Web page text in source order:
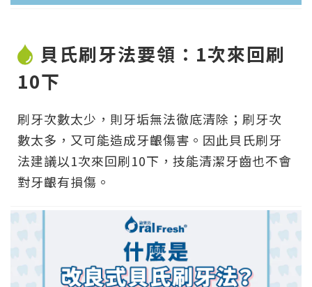
貝氏刷牙法要領：1次來回刷
10下
刷牙次數太少，則牙垢無法徹底清除；刷牙次
數太多，又可能造成牙齦傷害。因此貝氏刷牙
法建議以1次來回刷10下，技能清潔牙齒也不會
對牙齦有損傷。